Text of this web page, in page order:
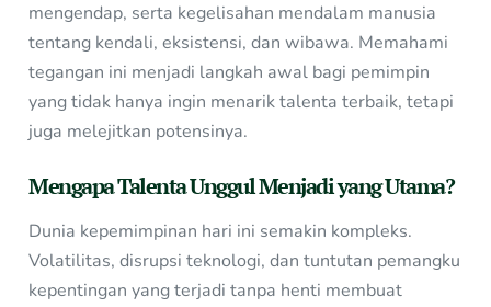
mengendap, serta kegelisahan mendalam manusia
tentang kendali, eksistensi, dan wibawa. Memahami
tegangan ini menjadi langkah awal bagi pemimpin
yang tidak hanya ingin menarik talenta terbaik, tetapi
juga melejitkan potensinya.
Mengapa Talenta Unggul Menjadi yang Utama?
Dunia kepemimpinan hari ini semakin kompleks.
Volatilitas, disrupsi teknologi, dan tuntutan pemangku
kepentingan yang terjadi tanpa henti membuat